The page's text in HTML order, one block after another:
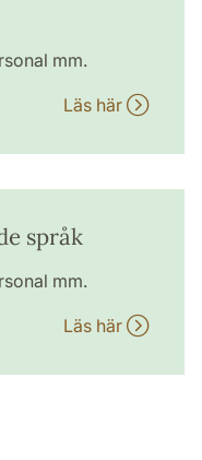
mm.
Läs här
språk
mm.
Läs här